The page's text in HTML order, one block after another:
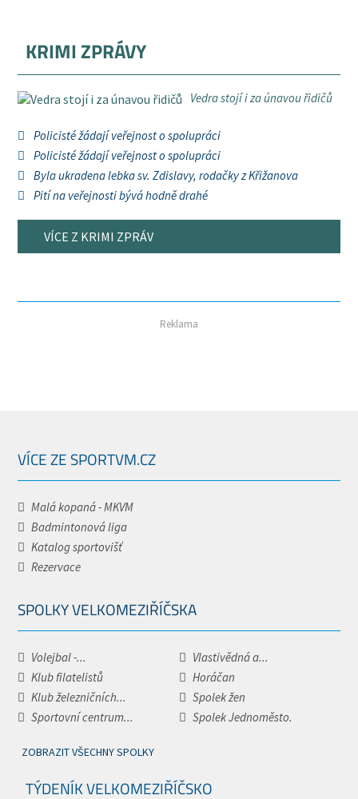
KRIMI ZPRÁVY
Vedra stojí i za únavou řidičů
Policisté žádají veřejnost o spolupráci
Policisté žádají veřejnost o spolupráci
Byla ukradena lebka sv. Zdislavy, rodačky z Křižanova
Pití na veřejnosti bývá hodně drahé
VÍCE Z KRIMI ZPRÁV
Reklama
VÍCE ZE SPORTVM.CZ
Malá kopaná - MKVM
Badmintonová liga
Katalog sportovišť
Rezervace
SPOLKY VELKOMEZIŘÍČSKA
Volejbal -...
Vlastivědná a...
Klub filatelistů
Horáčan
Klub železničních...
Spolek žen
Sportovní centrum...
Spolek Jednoměsto.
ZOBRAZIT VŠECHNY SPOLKY
TÝDENÍK VELKOMEZIŘÍČSKO